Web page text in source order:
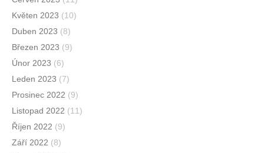
Květen 2023 (10)
Duben 2023 (8)
Březen 2023 (9)
Únor 2023 (6)
Leden 2023 (7)
Prosinec 2022 (9)
Listopad 2022 (11)
Říjen 2022 (9)
Září 2022 (8)